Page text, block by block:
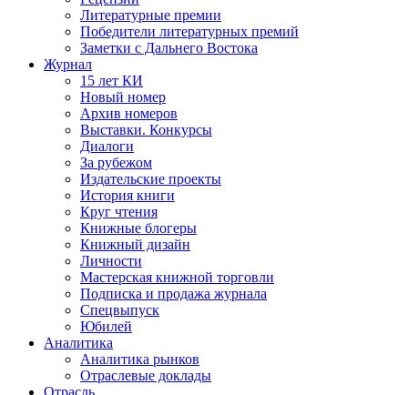
Литературные премии
Победители литературных премий
Заметки с Дальнего Востока
Журнал
15 лет КИ
Новый номер
Архив номеров
Выставки. Конкурсы
Диалоги
За рубежом
Издательские проекты
История книги
Круг чтения
Книжные блогеры
Книжный дизайн
Личности
Мастерская книжной торговли
Подписка и продажа журнала
Спецвыпуск
Юбилей
Аналитика
Аналитика рынков
Отраслевые доклады
Отрасль